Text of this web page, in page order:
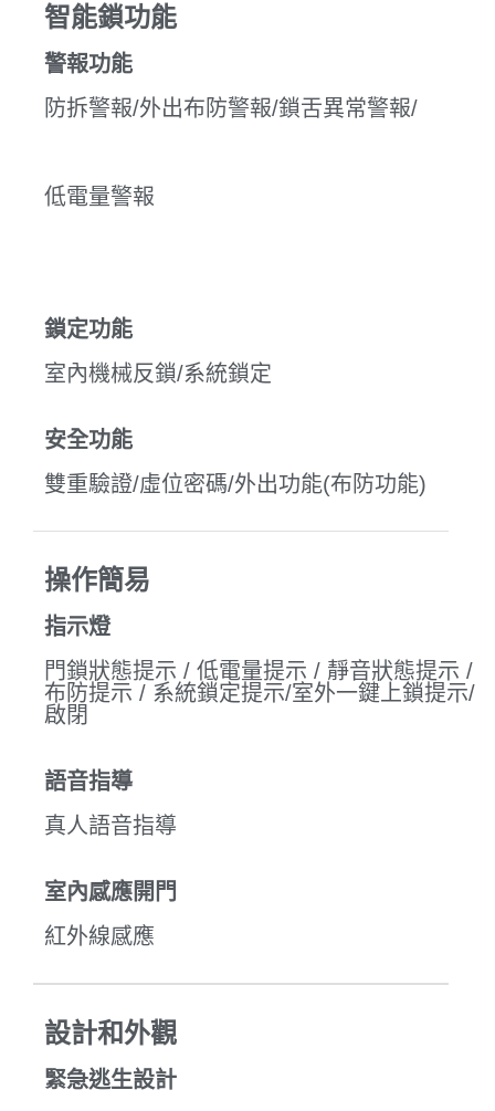
智能鎖功能
警報功能
防拆警報/外出布防警報/鎖舌異常警報/
低電量警報
鎖定功能
室內機械反鎖/系統鎖定
安全功能
雙重驗證/虛位密碼/外出功能(布防功能)
操作簡易
指示燈
門鎖狀態提示 / 低電量提示 / 靜音狀態提示 /
布防提示 / 系統鎖定提示/室外一鍵上鎖提示/
啟閉
語音指導
真人語音指導
室內感應開門
紅外線感應
設計和外觀
緊急逃生設計